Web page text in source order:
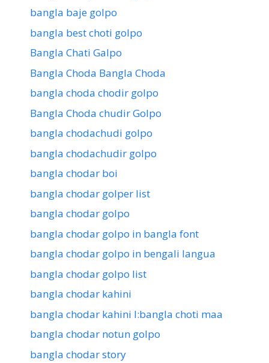
bangla baje golpo
bangla best choti golpo
Bangla Chati Galpo
Bangla Choda Bangla Choda
bangla choda chodir golpo
Bangla Choda chudir Golpo
bangla chodachudi golpo
bangla chodachudir golpo
bangla chodar boi
bangla chodar golper list
bangla chodar golpo
bangla chodar golpo in bangla font
bangla chodar golpo in bengali langua
bangla chodar golpo list
bangla chodar kahini
bangla chodar kahini l:bangla choti maa
bangla chodar notun golpo
bangla chodar story